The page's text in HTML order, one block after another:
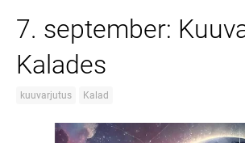
7. september:
Kalades
kuuvarjutus Kalad